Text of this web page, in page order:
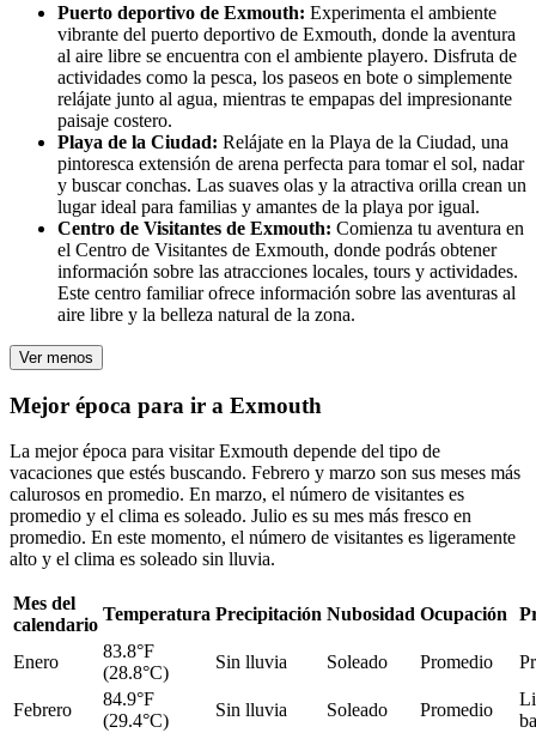
Puerto deportivo de Exmouth: Experimenta el ambiente
vibrante del puerto deportivo de Exmouth, donde la aventura
al aire libre se encuentra con el ambiente playero. Disfruta de
actividades como la pesca, los paseos en bote o simplemente
relájate junto al agua, mientras te empapas del impresionante
paisaje costero.
Playa de la Ciudad: Relájate en la Playa de la Ciudad, una
pintoresca extensión de arena perfecta para tomar el sol, nadar
y buscar conchas. Las suaves olas y la atractiva orilla crean un
lugar ideal para familias y amantes de la playa por igual.
Centro de Visitantes de Exmouth: Comienza tu aventura en
el Centro de Visitantes de Exmouth, donde podrás obtener
información sobre las atracciones locales, tours y actividades.
Este centro familiar ofrece información sobre las aventuras al
aire libre y la belleza natural de la zona.
Ver menos
Mejor época para ir a Exmouth
La mejor época para visitar Exmouth depende del tipo de
vacaciones que estés buscando. Febrero y marzo son sus meses más
calurosos en promedio. En marzo, el número de visitantes es
promedio y el clima es soleado. Julio es su mes más fresco en
promedio. En este momento, el número de visitantes es ligeramente
alto y el clima es soleado sin lluvia.
Mes del
calendario
Temperatura Precipitación Nubosidad Ocupación
Enero
83.8°F
(28.8°C)
Sin lluvia Soleado Promedio
Febrero
84.9°F
(29.4°C)
Sin lluvia Soleado Promedio